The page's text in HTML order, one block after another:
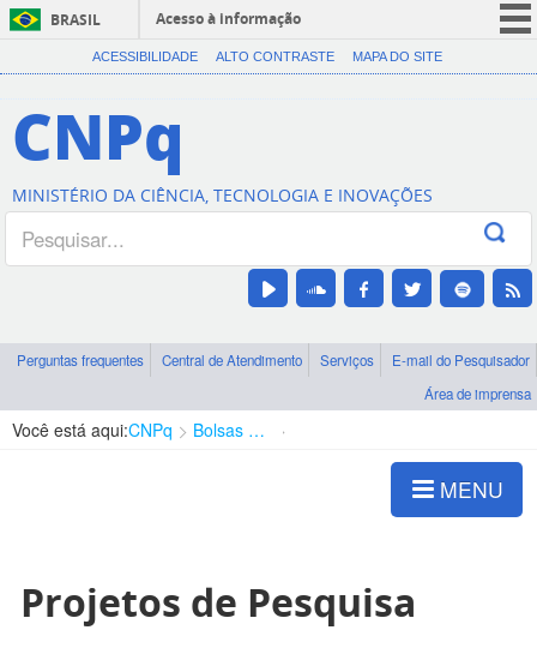
BRASIL
Acesso à informação
CORONAVÍRUS (COVID-19)
Canais
ACESSIBILIDADE ALTO CONTRASTE MAPA DO SITE
CNPq
MINISTÉRIO DA CIÊNCIA, TECNOLOGIA E INOVAÇÕES
Perguntas frequentes Central de Atendimento Serviços
E-mail do Pesquisador
Área de imprensa
Você está aqui:CNPq Bolsas e Auxílios Vigentes
MENU
Projetos de Pesquisa